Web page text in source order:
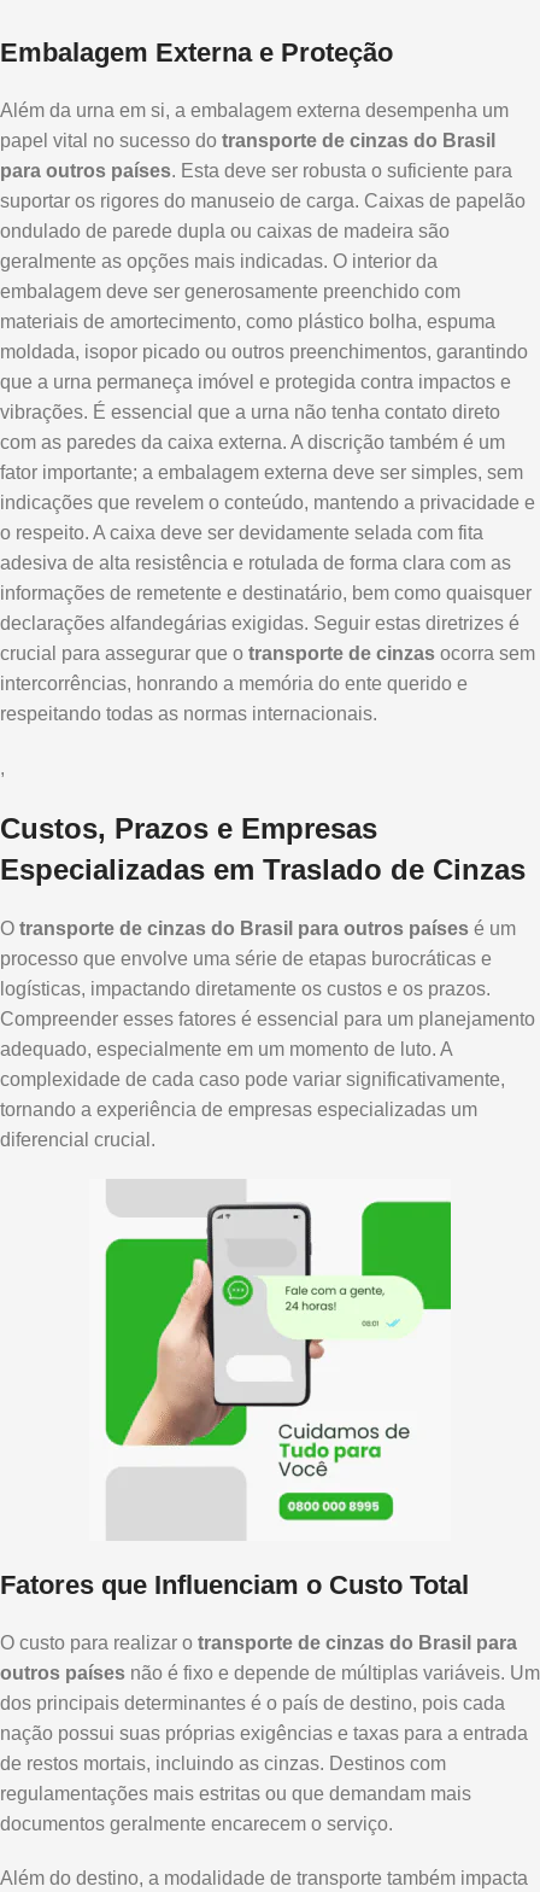
Embalagem Externa e Proteção
Além da urna em si, a embalagem externa desempenha um
papel vital no sucesso do transporte de cinzas do Brasil
para outros países. Esta deve ser robusta o suficiente para
suportar os rigores do manuseio de carga. Caixas de papelão
ondulado de parede dupla ou caixas de madeira são
geralmente as opções mais indicadas. O interior da
embalagem deve ser generosamente preenchido com
materiais de amortecimento, como plástico bolha, espuma
moldada, isopor picado ou outros preenchimentos, garantindo
que a urna permaneça imóvel e protegida contra impactos e
vibrações. É essencial que a urna não tenha contato direto
com as paredes da caixa externa. A discrição também é um
fator importante; a embalagem externa deve ser simples, sem
indicações que revelem o conteúdo, mantendo a privacidade e
o respeito. A caixa deve ser devidamente selada com fita
adesiva de alta resistência e rotulada de forma clara com as
informações de remetente e destinatário, bem como quaisquer
declarações alfandegárias exigidas. Seguir estas diretrizes é
crucial para assegurar que o transporte de cinzas ocorra sem
intercorrências, honrando a memória do ente querido e
respeitando todas as normas internacionais.
,
Custos, Prazos e Empresas
Especializadas em Traslado de Cinzas
O transporte de cinzas do Brasil para outros países é um
processo que envolve uma série de etapas burocráticas e
logísticas, impactando diretamente os custos e os prazos.
Compreender esses fatores é essencial para um planejamento
adequado, especialmente em um momento de luto. A
complexidade de cada caso pode variar significativamente,
tornando a experiência de empresas especializadas um
diferencial crucial.
Fatores que Influenciam o Custo Total
O custo para realizar o transporte de cinzas do Brasil para
outros países não é fixo e depende de múltiplas variáveis. Um
dos principais determinantes é o país de destino, pois cada
nação possui suas próprias exigências e taxas para a entrada
de restos mortais, incluindo as cinzas. Destinos com
regulamentações mais estritas ou que demandam mais
documentos geralmente encarecem o serviço.
Além do destino, a modalidade de transporte também impacta